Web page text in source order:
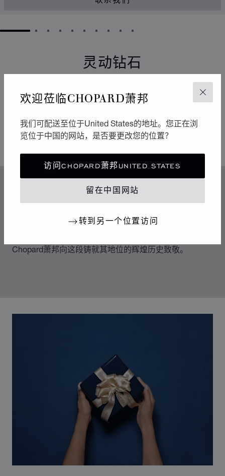
关闭
欢迎莅临CHOPARD萧邦
我们可配送至位于United States的地址。您正在浏
览位于中国的网站，是否要更改您的位置？
访问CHOPARD萧邦UNITED STATES
留在中国网站
转到另一个位置访问
GO TO SLIDE 1GO TO SLIDE 2
GO TO SLIDE 3
GO TO SLIDE 4
GO TO SLIDE 5
GO TO SLIDE 6
GO TO SLIDE 7
GO TO SLIDE 8
GO TO SLIDE 9
GO TO SLIDE 10
灵动钻石
它们以流畅的运动点亮周围的环境。自从1976年于
Chopard萧邦工坊诞生以来，Happy Diamonds一直在传
有趣的表演，其中传达出的自由与光明令人不禁扬起迷人
的微笑。
传奇的灵动钻石
70年代中期，Chopard萧邦突破制表和奢华珠宝业的准
Chopard萧邦向这段铸就其地位的辉煌历史致敬。